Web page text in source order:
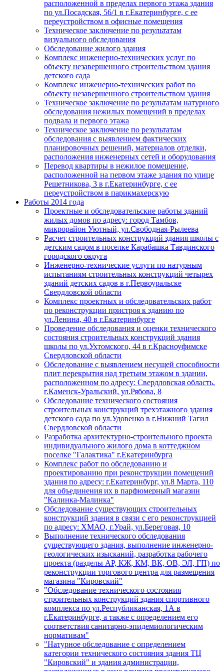
расположенной в пределах первого этажа здания
по ул.Посадская, 56/1 в г.Екатеринбурге, с ее
переустройством в офисные помещения
Техническое заключение по результатам
визуального обследования
Обследование жилого здания
Комплекс инженерно-технических услуг по
объекту незавершенного строительством здания
детского сада
Комплекс инженерно-технических работ по
объекту незавершенного строительством здания
Техническое заключение по результатам натурного
обследования нежилых помещений в пределах
подвала и первого этажа
Техническое заключение по результатам
обследования с выявлением фактических
планировочных решений, материалов отделки,
расположения инженерных сетей и оборудования
Перевод квартиры в нежилое помещение,
расположенной на первом этаже здания по улице
Решетникова, 3 в г.Екатеринбурге, с ее
переустройством в парикмахерскую
Работы 2014 года
Проектные и обследовательские работы зданий
жилых домов по адресу: город Тамбов,
микрорайон Уютный, ул.Свободная-Рылеева
Расчет строительных конструкций здания школы с
детским садом в поселке Карабашка Тавдинского
городского округа
Инженерно-технические услуги по натурным
испытаниям строительных конструкций четырех
зданий детских садов в г.Первоуральске
Свердловской области
Комплекс проектных и обследовательских работ
по реконструкции пристроя к зданию по
ул.Ленина, 40 в г.Екатеринбурге
Проведение обследования и оценки технического
состояния строительных конструкций здания
школы по ул.Ухтомского, 44 в г.Красноуфимске
Свердловской области
Обследование с выявлением несущей способности
плит перекрытия над третьим этажом в здании,
расположенном по адресу: Свердловская область,
г.Каменск-Уральский, ул.Рябова, 8
Обследование технического состояния
строительных конструкций трехэтажного здания
детского сада по ул.Удовенко в г.Нижний Тагил
Свердловской области
Разработка архитектурно-строительного проекта
индивидуального жилого дома в коттеджном
поселке "Галактика" г.Екатеринбурга
Комплекс работ по обследованию и
проектированию при реконструкции помещений
здания по адресу: г.Екатеринбург, ул.8 Марта, 110
для объединения их в парфюмерный магазин
"Калинка-Малинка"
Обследование существующих строительных
конструкций здания в связи с его реконструкцией
по адресу: ХМАО, г.Урай, ул.Береговая, 10
Выполнение технического обследования
существующего здания, выполнение инженерно-
геологических изысканий, разработка рабочего
проекта (разделы АР, КЖ, КМ, ВК, ОВ, ЭЛ, ГП) по
реконструкции торгового центра для размещения
магазина "Кировский"
"Обследование технического состояния
строительных конструкций здания спортивного
комплекса по ул.Республиканская, 1А в
г.Екатеринбурге, а также с определением его
соответствия санитарно-эпидемиологическим
нормативам"
"Натурное обследование с определением
категории технического состояния здания ТЦ
"Кировский" и здания администрации,